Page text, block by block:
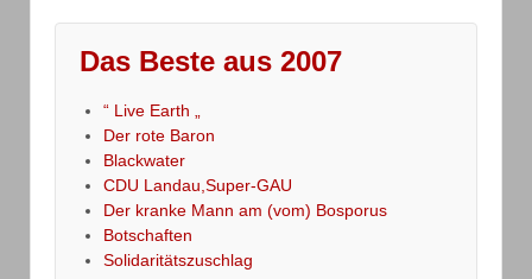
Das Beste aus 2007
“ Live Earth „
Der rote Baron
Blackwater
CDU Landau,Super-GAU
Der kranke Mann am (vom) Bosporus
Botschaften
Solidaritätszuschlag